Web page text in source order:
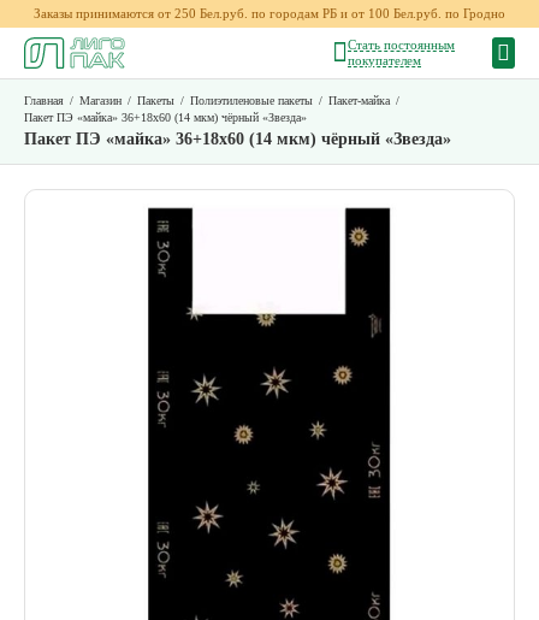
Заказы принимаются от 250 Бел.руб. по городам РБ и от 100 Бел.руб. по Гродно
Стать постоянным
покупателем
Главная / Магазин / Пакеты / Полиэтиленовые пакеты / Пакет-майка /
Пакет ПЭ «майка» 36+18х60 (14 мкм) чёрный «Звезда»
Пакет ПЭ «майка» 36+18х60 (14 мкм) чёрный «Звезда»